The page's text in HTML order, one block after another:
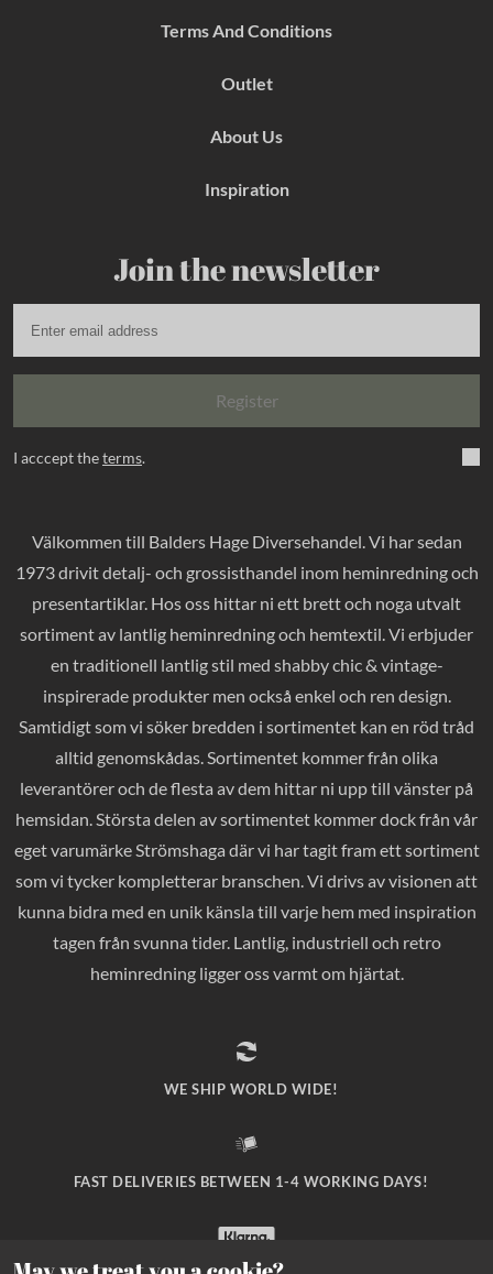
Terms And Conditions
Outlet
About Us
Inspiration
Join the newsletter
Register
I acccept theterms.
Välkommen till Balders Hage Diversehandel. Vi har sedan
1973 drivit detalj- och grossisthandel inom heminredning och
presentartiklar. Hos oss hittar ni ett brett och noga utvalt
sortiment av lantlig heminredning och hemtextil. Vi erbjuder
en traditionell lantlig stil med shabby chic & vintage-
inspirerade produkter men också enkel och ren design.
Samtidigt som vi söker bredden i sortimentet kan en röd tråd
alltid genomskådas. Sortimentet kommer från olika
leverantörer och de flesta av dem hittar ni upp till vänster på
hemsidan. Största delen av sortimentet kommer dock från vår
eget varumärke Strömshaga där vi har tagit fram ett sortiment
som vi tycker kompletterar branschen. Vi drivs av visionen att
kunna bidra med en unik känsla till varje hem med inspiration
tagen från svunna tider. Lantlig, industriell och retro
heminredning ligger oss varmt om hjärtat.
WE SHIP WORLD WIDE!
FAST DELIVERIES BETWEEN 1-4 WORKING DAYS!